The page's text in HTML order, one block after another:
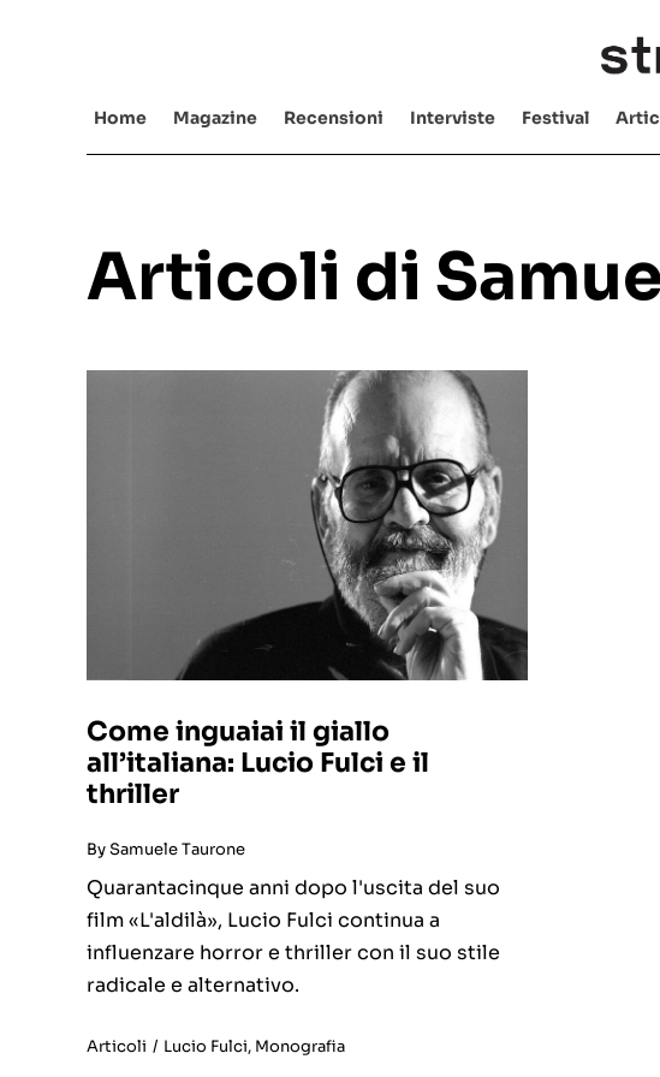
Home Magazine Recensioni Interviste Festival
Articoli di
Come inguaiai il giallo
all’italiana: Lucio Fulci e il
thriller
BySamuele Taurone
Quarantacinque anni dopo l'uscita del suo
film «L'aldilà», Lucio Fulci continua a
influenzare horror e thriller con il suo stile
radicale e alternativo.
Articoli / Lucio Fulci, Monografia